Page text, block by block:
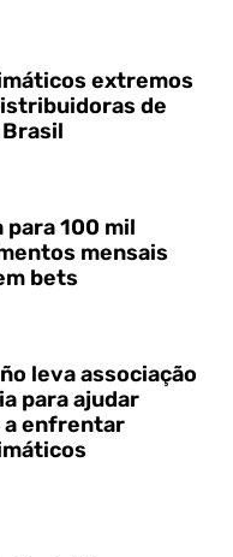
extremos
de
para 100 mil
mensais
bets
leva associação
para ajudar
a enfrentar